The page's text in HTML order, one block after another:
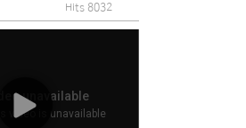
Hits 8032